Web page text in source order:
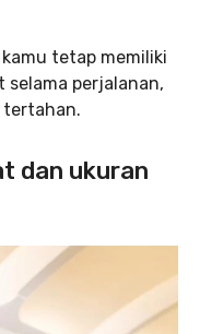
tetap memiliki
selama perjalanan,
tertahan.
dan ukuran